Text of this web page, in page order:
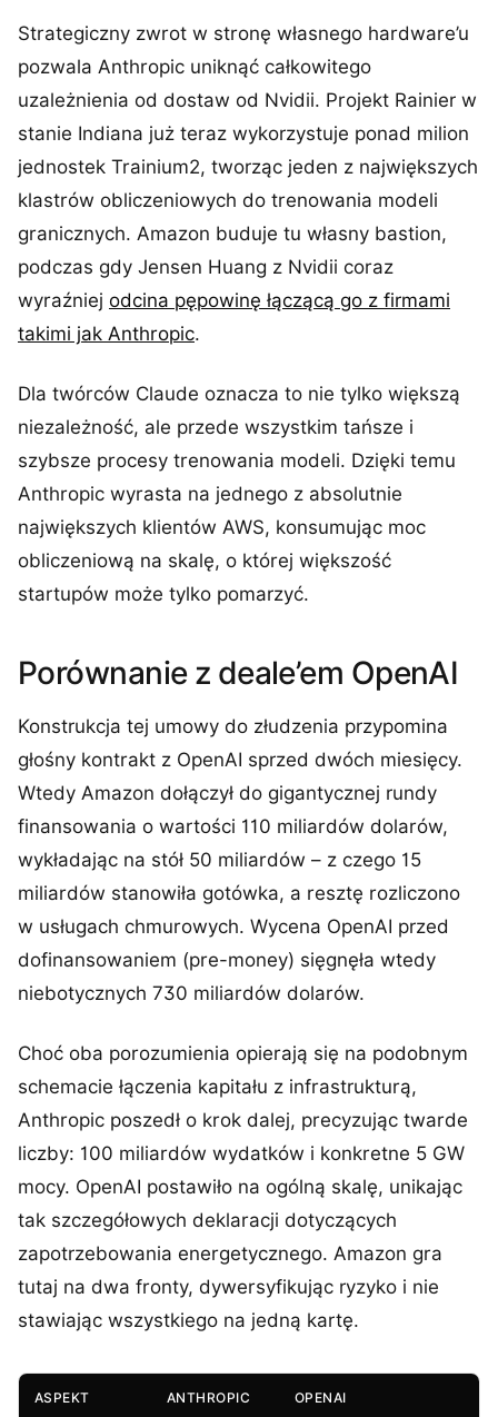
Strategiczny zwrot w stronę własnego hardware’u
pozwala Anthropic uniknąć całkowitego
uzależnienia od dostaw od Nvidii. Projekt Rainier w
stanie Indiana już teraz wykorzystuje ponad milion
jednostek Trainium2, tworząc jeden z największych
klastrów obliczeniowych do trenowania modeli
granicznych. Amazon buduje tu własny bastion,
podczas gdy Jensen Huang z Nvidii coraz
wyraźniej odcina pępowinę łączącą go z firmami
takimi jak Anthropic.
Dla twórców Claude oznacza to nie tylko większą
niezależność, ale przede wszystkim tańsze i
szybsze procesy trenowania modeli. Dzięki temu
Anthropic wyrasta na jednego z absolutnie
największych klientów AWS, konsumując moc
obliczeniową na skalę, o której większość
startupów może tylko pomarzyć.
Porównanie z deale’em OpenAI
Konstrukcja tej umowy do złudzenia przypomina
głośny kontrakt z OpenAI sprzed dwóch miesięcy.
Wtedy Amazon dołączył do gigantycznej rundy
finansowania o wartości 110 miliardów dolarów,
wykładając na stół 50 miliardów – z czego 15
miliardów stanowiła gotówka, a resztę rozliczono
w usługach chmurowych. Wycena OpenAI przed
dofinansowaniem (pre-money) sięgnęła wtedy
niebotycznych 730 miliardów dolarów.
Choć oba porozumienia opierają się na podobnym
schemacie łączenia kapitału z infrastrukturą,
Anthropic poszedł o krok dalej, precyzując twarde
liczby: 100 miliardów wydatków i konkretne 5 GW
mocy. OpenAI postawiło na ogólną skalę, unikając
tak szczegółowych deklaracji dotyczących
zapotrzebowania energetycznego. Amazon gra
tutaj na dwa fronty, dywersyfikując ryzyko i nie
stawiając wszystkiego na jedną kartę.
ASPEKT ANTHROPIC OPENAI